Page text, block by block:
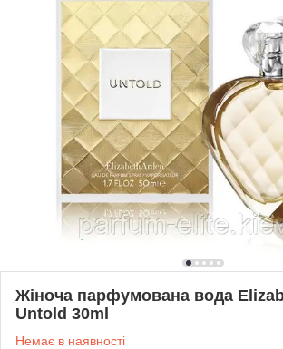
Жіноча парфумована вода
Untold 30ml
Немає в наявності